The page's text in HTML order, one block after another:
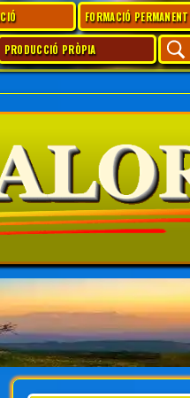
FORMACIÓ PERMANENT
PRODUCCIÓ PRÒPIA